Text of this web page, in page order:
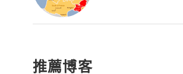
推薦博客